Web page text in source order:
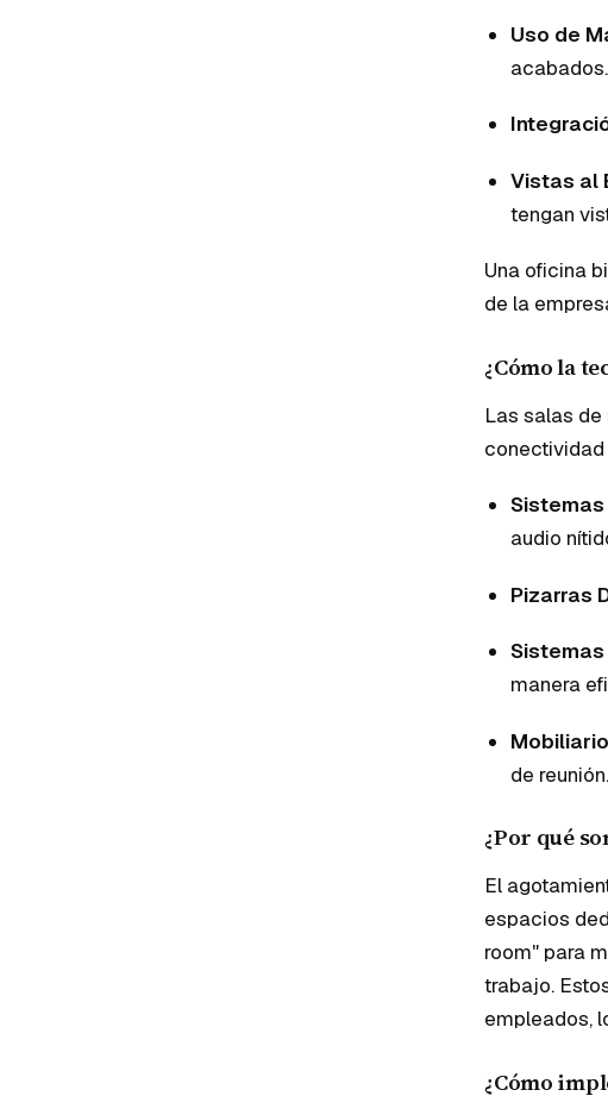
Uso de
acabados.
Vistas al
tengan
Una oficina
de la
¿Cómo la
Las salas de
audio
Pizarras
manera
de reunión.
¿Por qué
El
espacios
room" para
trabajo.
empleados,
¿Cómo